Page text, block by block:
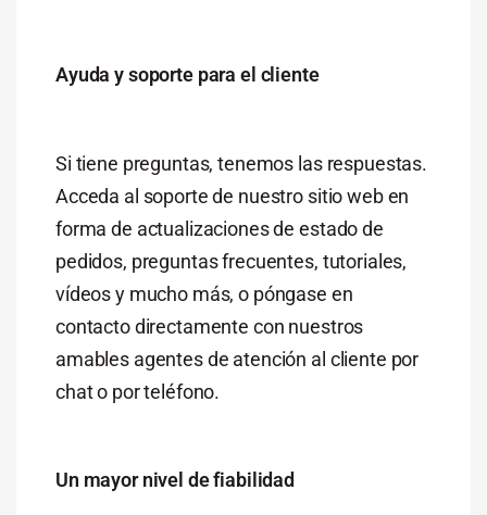
Ayuda y soporte para el cliente
Si tiene preguntas, tenemos las respuestas.
Acceda al soporte de nuestro sitio web en
forma de actualizaciones de estado de
pedidos, preguntas frecuentes, tutoriales,
vídeos y mucho más, o póngase en
contacto directamente con nuestros
amables agentes de atención al cliente por
chat o por teléfono.
Un mayor nivel de fiabilidad